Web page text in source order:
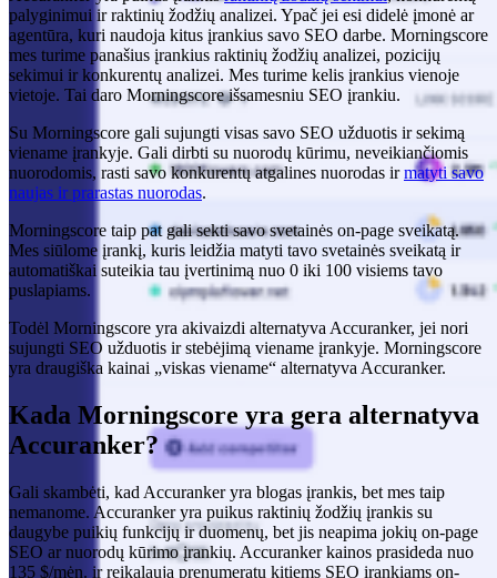
palyginimui ir raktinių žodžių analizei. Ypač jei esi didelė įmonė ar
agentūra, kuri naudoja kitus įrankius savo SEO darbe. Morningscore
mes turime panašius įrankius raktinių žodžių analizei, pozicijų
sekimui ir konkurentų analizei. Mes turime kelis įrankius vienoje
vietoje. Tai daro Morningscore išsamesniu SEO įrankiu.
Su Morningscore gali sujungti visas savo SEO užduotis ir sekimą
viename įrankyje. Gali dirbti su nuorodų kūrimu, neveikiančiomis
nuorodomis, rasti savo konkurentų atgalines nuorodas irmatyti savo
naujas ir prarastas nuorodas.
Morningscore taip pat gali sekti savo svetainės on-page sveikatą.
Mes siūlome įrankį, kuris leidžia matyti tavo svetainės sveikatą ir
automatiškai suteikia tau įvertinimą nuo 0 iki 100 visiems tavo
puslapiams.
Todėl Morningscore yra akivaizdi alternatyva Accuranker, jei nori
sujungti SEO užduotis ir stebėjimą viename įrankyje. Morningscore
yra draugiška kainai „viskas viename“ alternatyva Accuranker.
Kada Morningscore yra gera alternatyva
Accuranker?
Gali skambėti, kad Accuranker yra blogas įrankis, bet mes taip
nemanome. Accuranker yra puikus raktinių žodžių įrankis su
daugybe puikių funkcijų ir duomenų, bet jis neapima jokių on-page
SEO ar nuorodų kūrimo įrankių. Accuranker kainos prasideda nuo
135 $/mėn. ir reikalauja prenumeratų kitiems SEO įrankiams on-